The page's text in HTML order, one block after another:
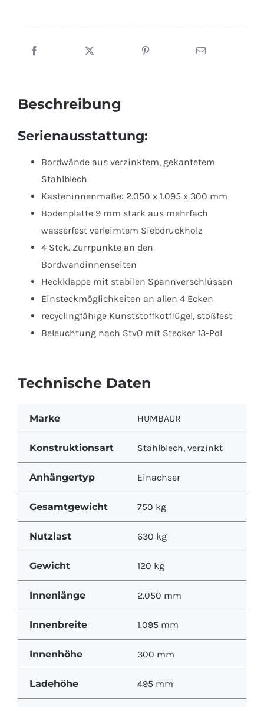
Bordwandaufsatz
Beschreibung
Serienausstattung:
Bordwände aus verzinktem, gekantetem
Stahlblech
Kasteninnenmaße: 2.050 x 1.095 x 300 mm
Bodenplatte 9 mm stark aus mehrfach
wasserfest verleimtem Siebdruckholz
4 Stck. Zurrpunkte an den
Bordwandinnenseiten
Heckklappe mit stabilen Spannverschlüssen
Einsteckmöglichkeiten an allen 4 Ecken
recyclingfähige Kunststoffkotflügel, stoßfest
Beleuchtung nach StvO mit Stecker 13-Pol
Technische Daten
Marke HUMBAUR
Konstruktionsart Stahlblech, verzinkt
Anhängertyp Einachser
Gesamtgewicht 750 kg
Nutzlast 630 kg
Gewicht 120 kg
Innenlänge 2.050 mm
Innenbreite 1.095 mm
Innenhöhe 300 mm
Ladehöhe 495 mm